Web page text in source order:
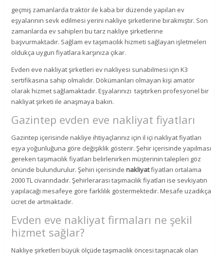
geçmiş zamanlarda traktör ile kaba bir düzende yapılan ev
eşyalarının sevk edilmesi yerini nakliye şirketlerine bırakmıştır. Son
zamanlarda ev sahipleri bu tarz nakliye şirketlerine
başvurmaktadır. Sağlam ev taşımacılık hizmeti sağlayan işletmeleri
oldukça uygun fiyatlara karşınıza çıkar.
Evden eve nakliyat şirketleri ev nakliyesi sunabilmesi için K3
sertifikasına sahip olmalıdır. Dökümanları olmayan kişi amatör
olarak hizmet sağlamaktadır. Eşyalarınızı taşıtırken profesyonel bir
nakliyat şirketi ile anaşmaya bakın.
Gazintep evden eve nakliyat fiyatları
Gazintep içerisinde nakliye ihtiyaçlarınız için il içi nakliyat fiyatları
eşya yoğunluğuna göre değişiklik gösterir. Şehir içerisinde yapılması
gereken taşımacılık fiyatları belirlenirken müşterinin talepleri göz
önünde bulundurulur. Şehiri içerisindenakliyatfiyatları ortalama
2000 TL civarındadır. Şehirlerarası taşımacılık fiyatları ise sevkiyatın
yapılacağı mesafeye göre farklılık göstermektedir. Mesafe uzadıkça
ücret de artmaktadır.
Evden eve nakliyat firmaları ne şekil
hizmet sağlar?
Nakliye şirketleri büyük ölçüde taşımacılık öncesi taşınacak olan